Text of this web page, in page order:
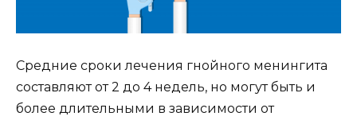
Средние сроки лечения гнойного менингита
составляют от 2 до 4 недель, но могут быть и
более длительными в зависимости от